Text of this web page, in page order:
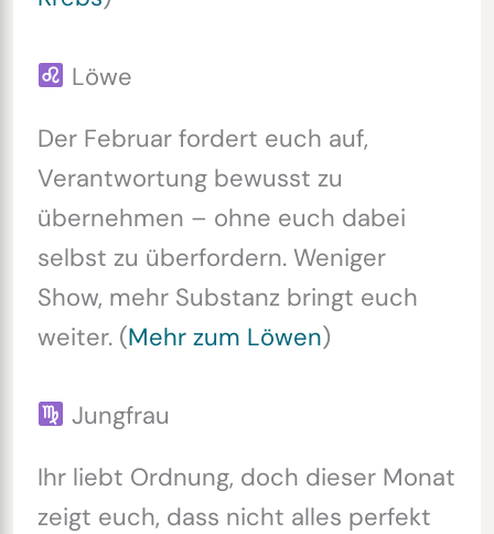
Löwe
Der Februar fordert euch auf,
Verantwortung bewusst zu
übernehmen – ohne euch dabei
selbst zu überfordern. Weniger
Show, mehr Substanz bringt euch
weiter. (Mehr zum Löwen)
Jungfrau
Ihr liebt Ordnung, doch dieser Monat
zeigt euch, dass nicht alles perfekt